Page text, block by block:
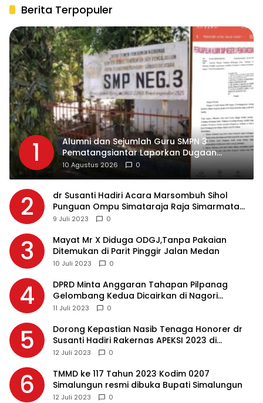
Berita Terpopuler
1
Alumni dan Sejumlah Guru SMPN 3
Pematangsiantar Laporkan Dugaan
Penyalahgunaan Wewenang Plt Kepsek
10 Agustus 2026 0
2
dr Susanti Hadiri Acara Marsombuh Sihol
Punguan Ompu Simataraja Raja Simarmata
Dohot Boruna Kota Siantar
9 Juli 2023 0
3
Mayat Mr X Diduga ODGJ,Tanpa Pakaian
Ditemukan di Parit Pinggir Jalan Medan
10 Juli 2023 0
4
DPRD Minta Anggaran Tahapan Pilpanag
Gelombang Kedua Dicairkan di Nagori
Masing-masing, Ini Alasannya…
11 Juli 2023 0
5
Dorong Kepastian Nasib Tenaga Honorer dr
Susanti Hadiri Rakernas APEKSI 2023 di
Makassar
12 Juli 2023 0
6
TMMD ke 117 Tahun 2023 Kodim 0207
Simalungun resmi dibuka Bupati Simalungun
12 Juli 2023 0